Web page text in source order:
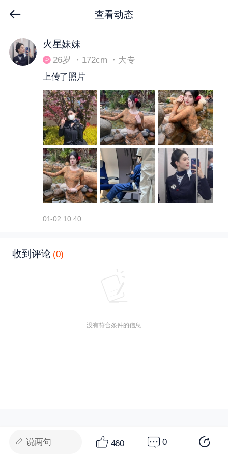
查看动态
下拉刷新
火星妹妹
26岁 ・172cm ・大专
上传了照片
01-02 10:40
收到评论 (0)
没有符合条件的信息
说两句 460 0